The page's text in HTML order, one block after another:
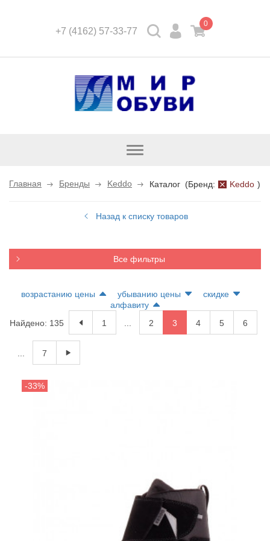
+7 (4162) 57-33-77
0
Открыть
Главная Бренды Keddo Каталог (Бренд: Keddo )
Назад к списку товаров
Все фильтры
возрастанию цены убыванию цены
скидке
алфавиту
Найдено: 135
1 2 3 4 5 6
7